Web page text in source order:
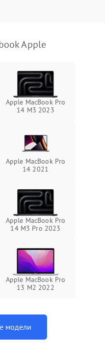
Подробнее →
Apple
Apple MacBook Pro
14 M3 2023
Apple MacBook Pro
14 2021
Apple MacBook Pro
14 M3 Pro 2023
Apple MacBook Pro
13 M2 2022
модели